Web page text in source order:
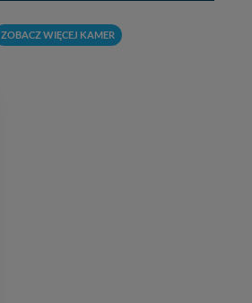
ZOBACZ WIĘCEJ KAMER